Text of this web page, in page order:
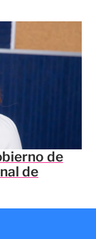
de
de